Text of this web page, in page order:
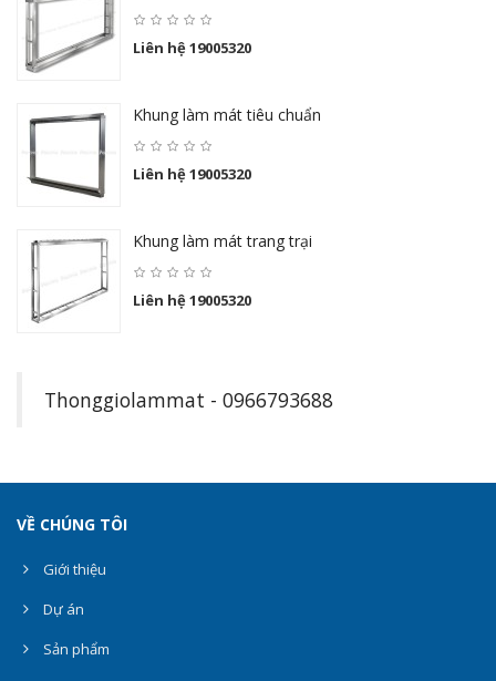
Liên hệ 19005320
Khung làm mát tiêu chuẩn
Liên hệ 19005320
Khung làm mát trang trại
Liên hệ 19005320
Thonggiolammat - 0966793688
VỀ CHÚNG TÔI
Giới thiệu
Dự án
Sản phẩm